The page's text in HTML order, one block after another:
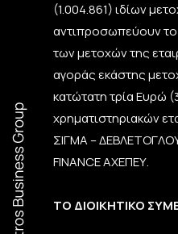
(1.004.861) ιδίων
αντιπροσωπεύουν
των μετοχών της
αγοράς εκάστης
κατώτατη τρία Ευρώ
χρηματιστηριακών
ΣΙΓΜΑ –
FINANCE ΑΧΕΠΕΥ.
ΤΟ ΔΙΟΙΚΗΤΙΚΟ